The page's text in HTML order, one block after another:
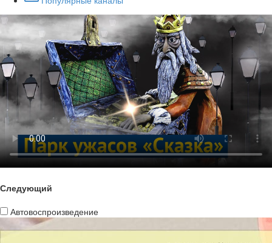
Следующий
Автовоспроизведение